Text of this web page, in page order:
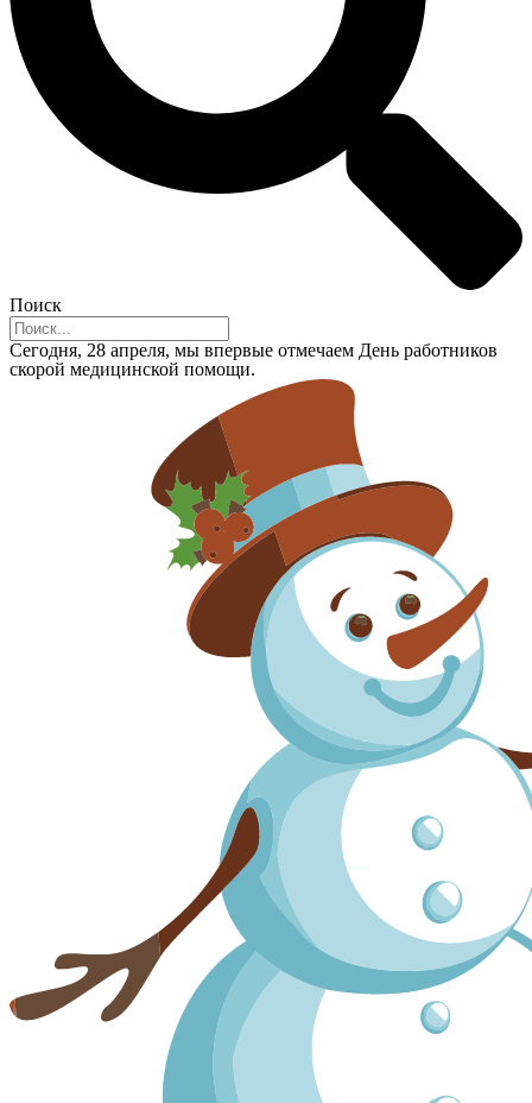
Поиск
Сегодня, 28 апреля, мы впервые отмечаем День работников
скорой медицинской помощи.